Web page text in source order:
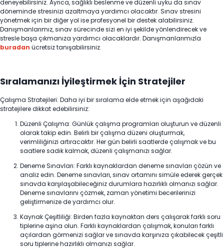
deneyebilirsiniz. Ayrıca, sağlıklı beslenme ve düzenli uyku da sınav
döneminde stresinizi azaltmaya yardımcı olacaktır. Sınav stresini
yönetmek için bir diğer yol ise profesyonel bir destek alabilirsiniz.
Danışmanlarımız, sınav sürecinde sizi en iyi şekilde yönlendirecek ve
stresle başa çıkmanıza yardımcı olacaklardır. Danışmanlarımızla
buradan ücretsiz tanışabilirsiniz.
Sıralamanızı İyileştirmek İçin Stratejiler
Çalışma Stratejileri: Daha iyi bir sıralama elde etmek için aşağıdaki
stratejilere dikkat edebilirsiniz:
Düzenli Çalışma: Günlük çalışma programları oluşturun ve düzenli
olarak takip edin. Belirli bir çalışma düzeni oluşturmak,
verimliliğinizi artıracaktır. Her gün belirli saatlerde çalışmak ve bu
saatlere sadık kalmak, düzenli çalışmanızı sağlar.
Deneme Sınavları: Farklı kaynaklardan deneme sınavları çözün ve
analiz edin. Deneme sınavları, sınav ortamını simüle ederek gerçek
sınavda karşılaşabileceğiniz durumlara hazırlıklı olmanızı sağlar.
Deneme sınavlarını çözmek, zaman yönetimi becerilerinizi
geliştirmenize de yardımcı olur.
Kaynak Çeşitliliği: Birden fazla kaynaktan ders çalışarak farklı soru
tiplerine aşina olun. Farklı kaynaklardan çalışmak, konuları farklı
açılardan görmenizi sağlar ve sınavda karşınıza çıkabilecek çeşitli
soru tiplerine hazırlıklı olmanızı sağlar.